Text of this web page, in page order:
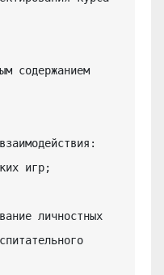
содержанием
игр;
личностных